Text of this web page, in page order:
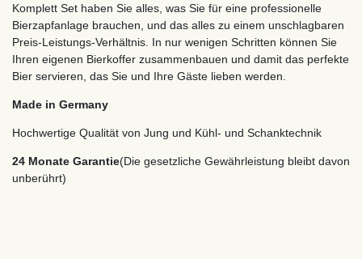
Komplett Set haben Sie alles, was Sie für eine professionelle
Bierzapfanlage brauchen, und das alles zu einem unschlagbaren
Preis-Leistungs-Verhältnis. In nur wenigen Schritten können Sie
Ihren eigenen Bierkoffer zusammenbauen und damit das perfekte
Bier servieren, das Sie und Ihre Gäste lieben werden.
Made in Germany
Hochwertige Qualität von Jung und Kühl- und Schanktechnik
24 Monate Garantie(Die gesetzliche Gewährleistung bleibt davon
unberührt)